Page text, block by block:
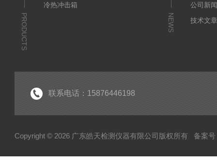
PRODUCTS
冷热冲击箱
NEWS
公司新
技术文
联系电话：15876446198
Copyright © 2026 广东皓天检测仪器有限公司版权所有 备案号